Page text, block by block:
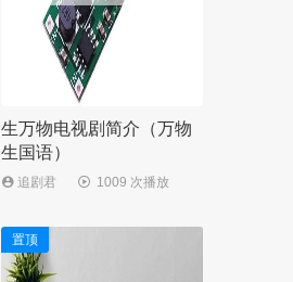
生万物电视剧简介（万物
生国语）
追剧君 1009 次播放
置顶